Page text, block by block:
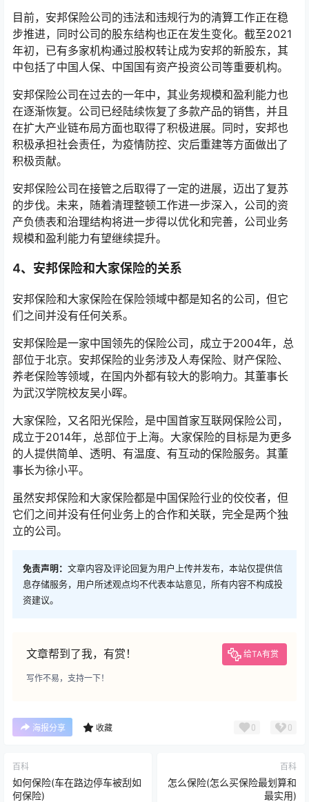
目前，安邦保险公司的违法和违规行为的清算工作正在稳
步推进，同时公司的股东结构也正在发生变化。截至2021
年初，已有多家机构通过股权转让成为安邦的新股东，其
中包括了中国人保、中国国有资产投资公司等重要机构。
安邦保险公司在过去的一年中，其业务规模和盈利能力也
在逐渐恢复。公司已经陆续恢复了多款产品的销售，并且
在扩大产业链布局方面也取得了积极进展。同时，安邦也
积极承担社会责任，为疫情防控、灾后重建等方面做出了
积极贡献。
安邦保险公司在接管之后取得了一定的进展，迈出了复苏
的步伐。未来，随着清理整顿工作进一步深入，公司的资
产负债表和治理结构将进一步得以优化和完善，公司业务
规模和盈利能力有望继续提升。
4、安邦保险和大家保险的关系
安邦保险和大家保险在保险领域中都是知名的公司，但它
们之间并没有任何关系。
安邦保险是一家中国领先的保险公司，成立于2004年，总
部位于北京。安邦保险的业务涉及人寿保险、财产保险、
养老保险等领域，在国内外都有较大的影响力。其董事长
为武汉学院校友吴小晖。
大家保险，又名阳光保险，是中国首家互联网保险公司，
成立于2014年，总部位于上海。大家保险的目标是为更多
的人提供简单、透明、有温度、有互动的保险服务。其董
事长为徐小平。
虽然安邦保险和大家保险都是中国保险行业的佼佼者，但
它们之间并没有任何业务上的合作和关联，完全是两个独
立的公司。
免责声明： 文章内容及评论回复为用户上传并发布，本站仅提供信
息存储服务，用户所述观点均不代表本站意见，所有内容不构成投
资建议。
文章帮到了我，有赏！ 给TA有赏
写作不易，支持一下！
海报分享 收藏 0 0
百科
如何保险(车在路边停车被刮如
何保险)
百科
怎么保险(怎么买保险最划算和
最实用)